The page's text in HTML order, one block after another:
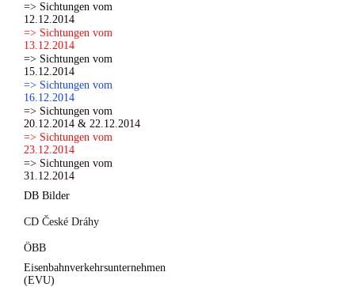
=> Sichtungen vom
12.12.2014
=> Sichtungen vom
13.12.2014
=> Sichtungen vom
15.12.2014
=> Sichtungen vom
16.12.2014
=> Sichtungen vom
20.12.2014 & 22.12.2014
=> Sichtungen vom
23.12.2014
=> Sichtungen vom
31.12.2014
DB Bilder
CD České Dráhy
ÖBB
Eisenbahnverkehrsunternehmen
(EVU)